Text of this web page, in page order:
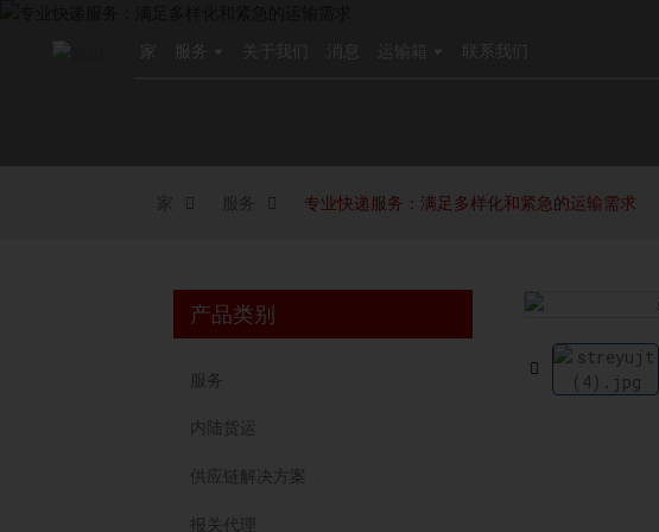
家 服务 关于我们 消息 运输箱 联系我们
家 服务 专业快递服务：满足多样化和紧急的运输需求
产品类别
服务
内陆货运
供应链解决方案
报关代理